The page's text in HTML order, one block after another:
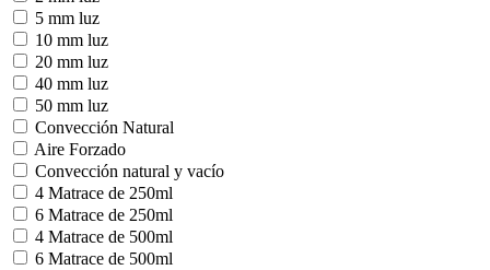
5 mm luz
10 mm luz
20 mm luz
40 mm luz
50 mm luz
Convección Natural
Aire Forzado
Convección natural y vacío
4 Matrace de 250ml
6 Matrace de 250ml
4 Matrace de 500ml
6 Matrace de 500ml